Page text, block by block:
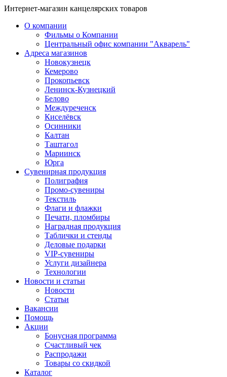
Интернет-магазин канцелярских товаров
О компании
Фильмы о Компании
Центральный офис компании "Акварель"
Адреса магазинов
Новокузнецк
Кемерово
Прокопьевск
Ленинск-Кузнецкий
Белово
Междуреченск
Киселёвск
Осинники
Калтан
Таштагол
Мариинск
Юрга
Сувенирная продукция
Полиграфия
Промо-сувениры
Текстиль
Флаги и флажки
Печати, пломбиры
Наградная продукция
Таблички и стенды
Деловые подарки
VIP-сувениры
Услуги дизайнера
Технологии
Новости и статьи
Новости
Статьи
Вакансии
Помощь
Акции
Бонусная программа
Счастливый чек
Распродажи
Товары со скидкой
Каталог